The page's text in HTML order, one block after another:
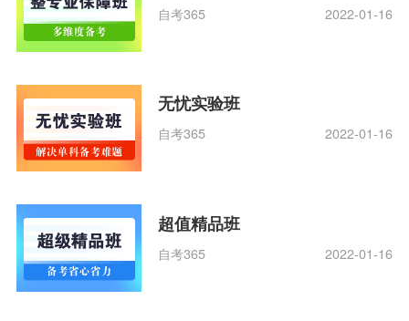
自考365 2022-01-16
无忧实验班
自考365 2022-01-16
超值精品班
自考365 2022-01-16